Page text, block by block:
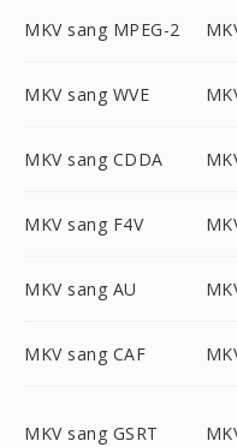
MKV sang MPEG-2
MKV sang WVE
MKV sang CDDA
MKV sang F4V
MKV sang AU
MKV sang CAF
MKV sang GSRT